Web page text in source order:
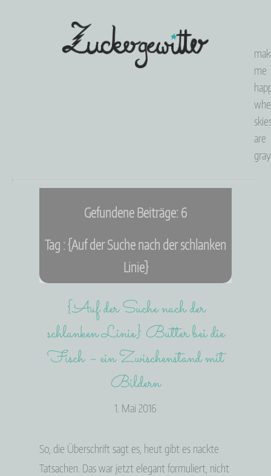
me
are
gray
Gefundene Beiträge: 6
Tag : {Auf der Suche nach der schlanken
Linie}
{Auf der Suche nach der
schlanken Linie} Butter bei die
Fisch – ein Zwischenstand mit
Bildern
1. Mai 2016
So, die Überschrift sagt es, heut gibt es nackte
Tatsachen. Das war jetzt elegant formuliert, nicht